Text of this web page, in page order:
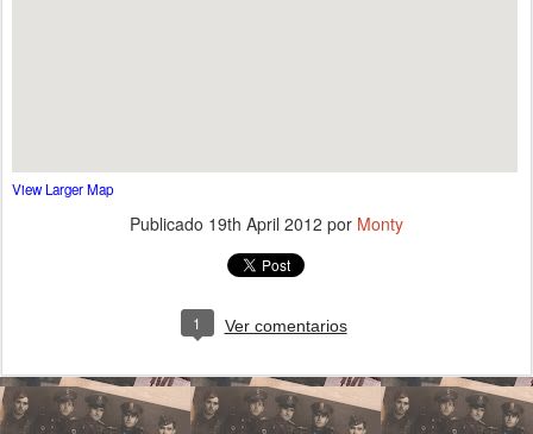
View Larger Map
Publicado 19th April 2012 por Monty
1 Ver comentarios